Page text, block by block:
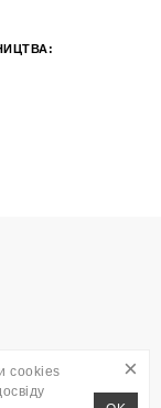
cookies
×